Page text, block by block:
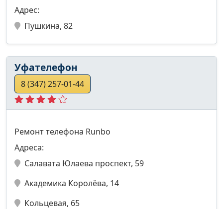
Адрес:
Пушкина, 82
Уфателефон
8 (347) 257-01-44
Ремонт телефона Runbo
Адреса:
Салавата Юлаева проспект, 59
Академика Королёва, 14
Кольцевая, 65